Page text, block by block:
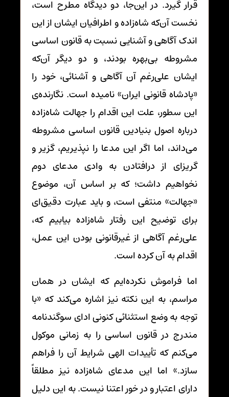
قرار گیرد. در این‌جا، دو دیدگاه مطرح است،
نخست آن‌که شاه‌زاده و اطرافیان ایشان از این
اندک آگاهی و آشنایی نسبت به قانون اساسی
مشروطه بی‌بهره بودند، و دو دیگر آن‌که
ایشان علی‌رغم آن آگاهی و آشنائی، خود را
«پادشاه قانونی ایران» نامیده است. نگارنده‌ی
این سطور، علت این اقدام را جهالت شاه‌زاده
درباره اصول بنیادین قانون اساسی مشروطه
می‌داند، اما اگر این مدعا را نپذیریم، گزیر و
گریزای از درافتادن به وادی مدعای دوم
نخواهیم داشت؛ که بر اساس آن، موضوع
«جهالت» منتفی است، و باید عبارت دقیق‌ای
برای توضیح این رفتار شاه‌زاده بیابیم که،
علی‌رغم آگاهی از غیرقانونی بودن این عمل،
اقدام به آن کرده است.
اما فراموش نکرده‌ایم که ایشان در همان
مراسم، به این نکته نیز اشاره می‌کند که «با
توجه به وضع استثنائی کنونی ادای سوگندنامه
مندرج در قانون اساسی را به زمانی موکول
می‌کنم که تأییدات الهی شرایط آن را فراهم
سازد.» اما این مدعای شاه‌زاده نیز مطلقاً
دارای اعتبار و در خور اعتنا نیست. به این دلیل